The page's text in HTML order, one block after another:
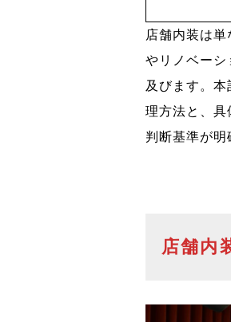
店舗内装は
やリノベーシ
及びます。
理方法と、具
判断基準が明
店舗内